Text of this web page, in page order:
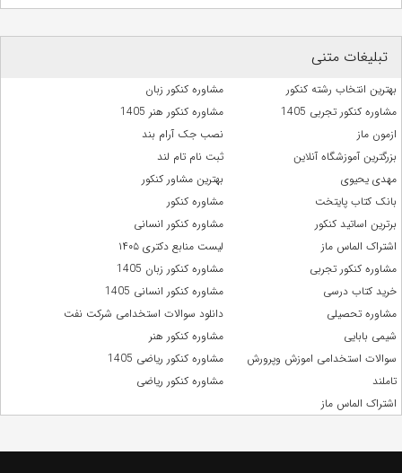
تبلیغات متنی
بهترین انتخاب رشته کنکور
مشاوره کنکور زبان
مشاوره کنکور تجربی 1405
مشاوره کنکور هنر 1405
ازمون ماز
نصب جک آرام بند
بزرگترین آموزشگاه آنلاین
ثبت نام تام لند
مهدی یحیوی
بهترین مشاور کنکور
بانک کتاب پایتخت
مشاوره کنکور
برترین اساتید کنکور
مشاوره کنکور انسانی
اشتراک الماس ماز
لیست منابع دکتری ۱۴۰۵
مشاوره کنکور تجربی
مشاوره کنکور زبان 1405
خرید کتاب درسی
مشاوره کنکور انسانی 1405
مشاوره تحصیلی
دانلود سوالات استخدامی شرکت نفت
شیمی بابایی
مشاوره کنکور هنر
سوالات استخدامی اموزش وپرورش
مشاوره کنکور ریاضی 1405
تاملند
مشاوره کنکور ریاضی
اشتراک الماس ماز